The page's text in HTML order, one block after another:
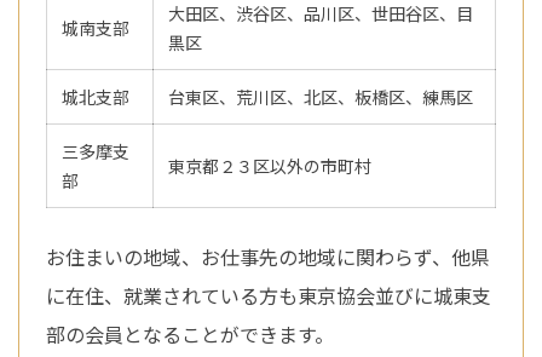
城南支部
大田区、渋谷区、品川区、世田谷区、目
黒区
城北支部 台東区、荒川区、北区、板橋区、練馬区
三多摩支
部
東京都２３区以外の市町村
お住まいの地域、お仕事先の地域に関わらず、他県
に在住、就業されている方も東京協会並びに城東支
部の会員となることができます。